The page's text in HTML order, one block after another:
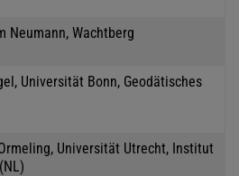
Neumann, Wachtberg
Universität Bonn, Geodätisches
Universität Utrecht, Institut